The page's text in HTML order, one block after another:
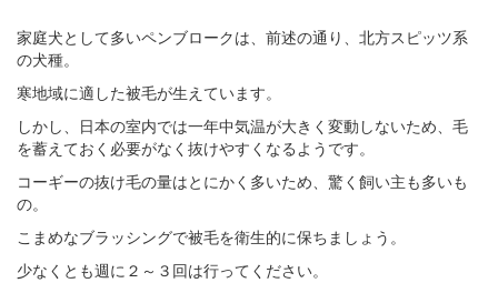
家庭犬として多いペンブロークは、前述の通り、北方スピッツ系
の犬種。
寒地域に適した被毛が生えています。
しかし、日本の室内では一年中気温が大きく変動しないため、毛
を蓄えておく必要がなく抜けやすくなるようです。
コーギーの抜け毛の量はとにかく多いため、驚く飼い主も多いも
の。
こまめなブラッシングで被毛を衛生的に保ちましょう。
少なくとも週に２～３回は行ってください。